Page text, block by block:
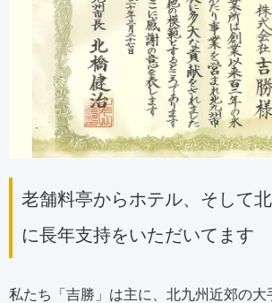
老舗料亭からホテル、そして
に長年支持をいただいてます
私たち「吉勝」は主に、北九州近郊の大